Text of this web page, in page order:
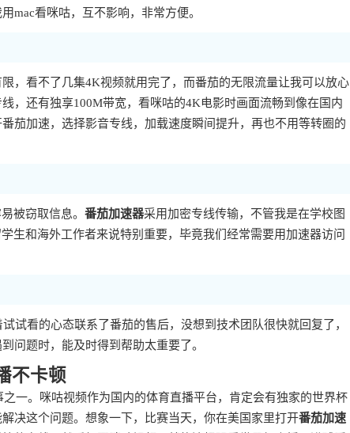
mac看咪咕，互不影响，非常方便。
，看不了几集4K视频就用完了，而番茄的无限流量让我可以放心
，还有独享100M带宽，看咪咕的4K电影时画面流畅到像在国内
茄加速，选择影音专线，加载速度瞬间提升，再也不用等转圈的
被窃取信息。 番茄加速器采用加密专线传输，不管我是在学校图
生和海外工作者来说特别重要，毕竟我们经常需要用加速器访问
试看的心态联系了番茄的售后，没想到技术团队很快就回复了，
问题时，能及时得到帮助太重要了。
不卡顿
一。咪咕视频作为国内的体育直播平台，肯定会有独家的世界杯
解决这个问题。想象一下，比赛当天，你在美国家里打开番茄加速